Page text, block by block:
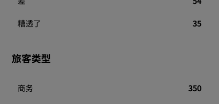
糟透了
35
旅客类型
商务
350